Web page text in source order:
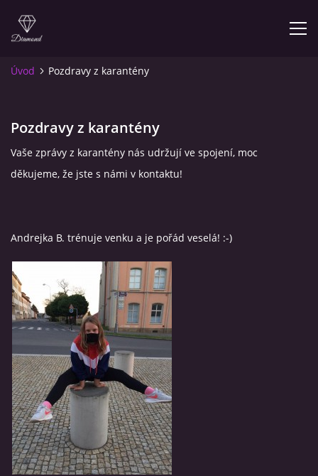
ODDÍL
TÝMY
JEDNOTLIVCI
KALENDÁŘ
VÝSLEDKY
FANZÓNA
POŘÁDÁME ZÁVODY
Úvod Pozdravy z karantény
Pozdravy z karantény
Vaše zprávy z karantény nás udržují ve spojení, moc
děkujeme, že jste s námi v kontaktu!
Andrejka B. trénuje venku a je pořád veselá! :-)